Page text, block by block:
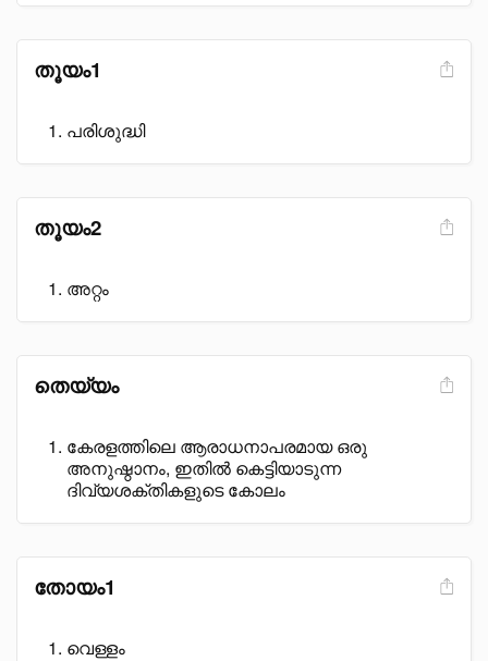
തൂയം1
പരിശുദ്ധി
തൂയം2
അറ്റം
തെയ്യം
കേരളത്തിലെ ആരാധനാപരമായ ഒരു
അനുഷ്ഠാനം, ഇതിൽ കെട്ടിയാടുന്ന
ദിവ്യശക്തികളുടെ കോലം
തോയം1
വെള്ളം